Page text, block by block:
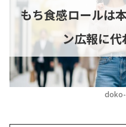
もち食感ロールは
ン広報に代